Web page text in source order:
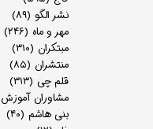
نشر الگو (۸۹)
مهر و ماه (۲۴۶)
مبتکران (۳۱۰)
منتشران (۸۵)
قلم چی (۳۱۳)
مشاوران آموزش
بنی هاشم (۴۰)